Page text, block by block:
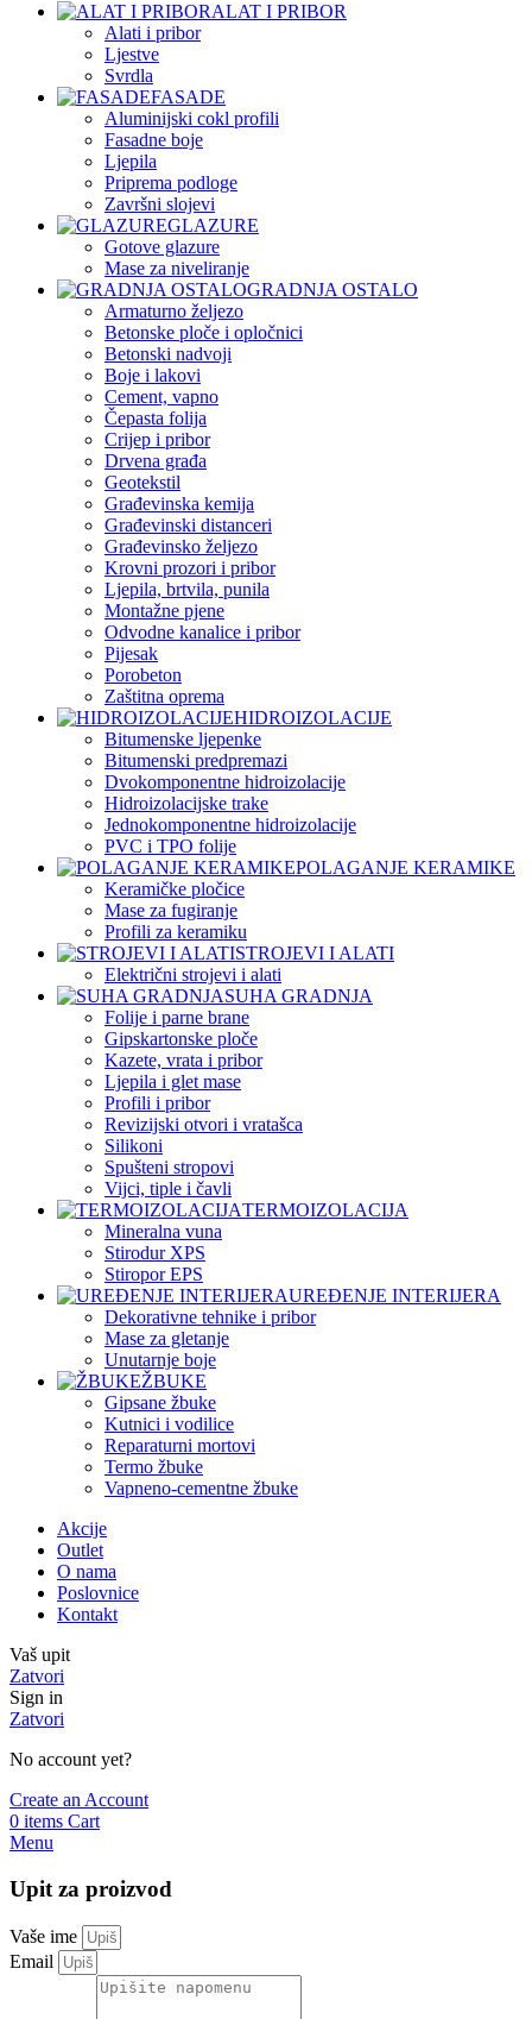
ALAT I PRIBOR
Alati i pribor
Ljestve
Svrdla
FASADE
Aluminijski cokl profili
Fasadne boje
Ljepila
Priprema podloge
Završni slojevi
GLAZURE
Gotove glazure
Mase za niveliranje
GRADNJA OSTALO
Armaturno željezo
Betonske ploče i opločnici
Betonski nadvoji
Boje i lakovi
Cement, vapno
Čepasta folija
Crijep i pribor
Drvena građa
Geotekstil
Građevinska kemija
Građevinski distanceri
Građevinsko željezo
Krovni prozori i pribor
Ljepila, brtvila, punila
Montažne pjene
Odvodne kanalice i pribor
Pijesak
Porobeton
Zaštitna oprema
HIDROIZOLACIJE
Bitumenske ljepenke
Bitumenski predpremazi
Dvokomponentne hidroizolacije
Hidroizolacijske trake
Jednokomponentne hidroizolacije
PVC i TPO folije
POLAGANJE KERAMIKE
Keramičke pločice
Mase za fugiranje
Profili za keramiku
STROJEVI I ALATI
Električni strojevi i alati
SUHA GRADNJA
Folije i parne brane
Gipskartonske ploče
Kazete, vrata i pribor
Ljepila i glet mase
Profili i pribor
Revizijski otvori i vratašca
Silikoni
Spušteni stropovi
Vijci, tiple i čavli
TERMOIZOLACIJA
Mineralna vuna
Stirodur XPS
Stiropor EPS
UREĐENJE INTERIJERA
Dekorativne tehnike i pribor
Mase za gletanje
Unutarnje boje
ŽBUKE
Gipsane žbuke
Kutnici i vodilice
Reparaturni mortovi
Termo žbuke
Vapneno-cementne žbuke
Akcije
Outlet
O nama
Poslovnice
Kontakt
Vaš upit
Zatvori
Sign in
Zatvori
No account yet?
Create an Account
0 items Cart
Menu
Upit za proizvod
Vaše ime
Email